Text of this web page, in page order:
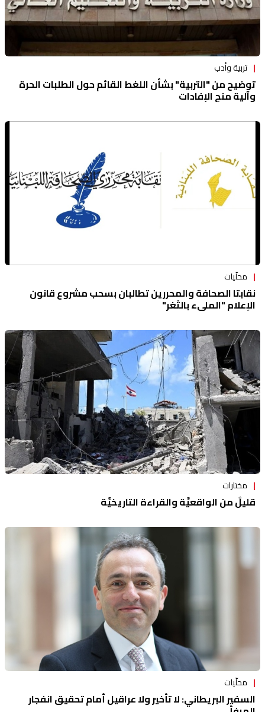
تربية وأدب
توضيح من "التربية" بشأن اللغط القائم حول الطلبات الحرة
وآلية منح الإفادات
محلّيات
نقابتا الصحافة والمحررين تطالبان بسحب مشروع قانون
الإعلام "المليء بالثغر"
مختارات
قليلٌ من الواقعيَّة والقراءة التاريخيَّة
محلّيات
السفير البريطاني: لا تأخير ولا عراقيل أمام تحقيق انفجار